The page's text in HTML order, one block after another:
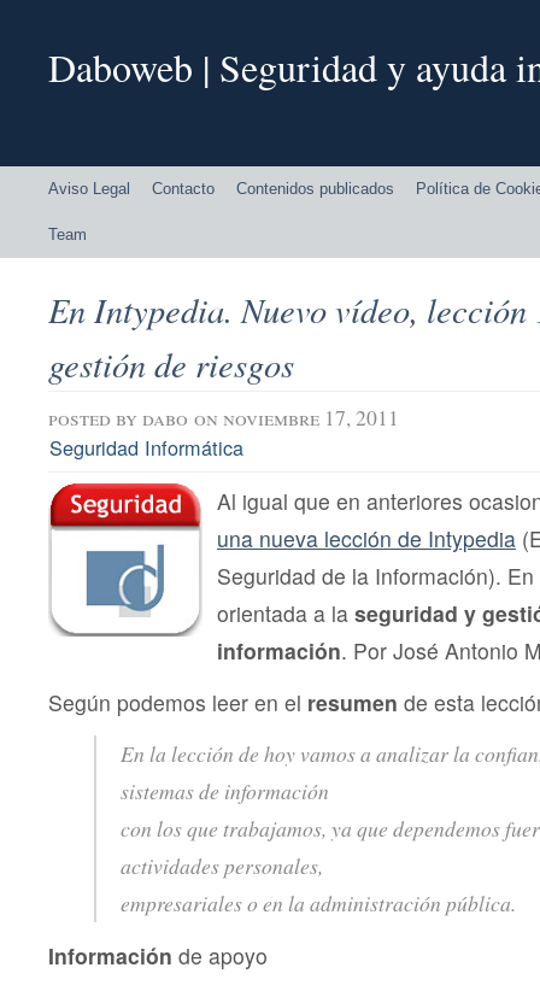
Daboweb | Seguridad y ayuda
Aviso Legal Contacto Contenidos publicados Política de
Team
En Intypedia. Nuevo vídeo,
gestión de riesgos
posted by dabo on noviembre 17, 2011
Seguridad Informática
Al igual que en anteriores
una nueva lección de Intypedia
Seguridad de la Información).
orientada a la seguridad y
información. Por José Antonio
Según podemos leer en el resumen de esta
En la lección de hoy vamos a analizar la
sistemas de información
con los que trabajamos, ya que dependemos
actividades personales,
empresariales o en la administración pública.
Información de apoyo